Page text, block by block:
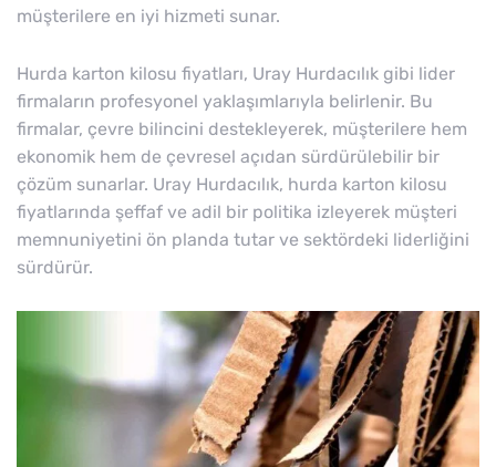
müşterilere en iyi hizmeti sunar.
Hurda karton kilosu fiyatları, Uray Hurdacılık gibi lider
firmaların profesyonel yaklaşımlarıyla belirlenir. Bu
firmalar, çevre bilincini destekleyerek, müşterilere hem
ekonomik hem de çevresel açıdan sürdürülebilir bir
çözüm sunarlar. Uray Hurdacılık, hurda karton kilosu
fiyatlarında şeffaf ve adil bir politika izleyerek müşteri
memnuniyetini ön planda tutar ve sektördeki liderliğini
sürdürür.